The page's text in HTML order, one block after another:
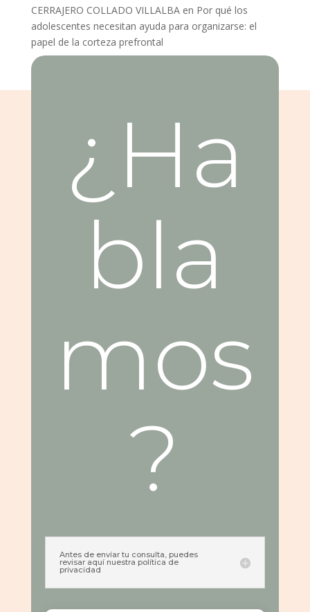
CERRAJERO COLLADO VILLALBAen Por qué los
adolescentes necesitan ayuda para organizarse: el
papel de la corteza prefrontal
¿Ha
bla
mos
?
Antes de envíar tu consulta, puedes
revisar aquí nuestra política de
privacidad